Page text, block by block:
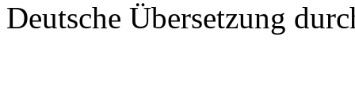
Deutsche Übersetzung